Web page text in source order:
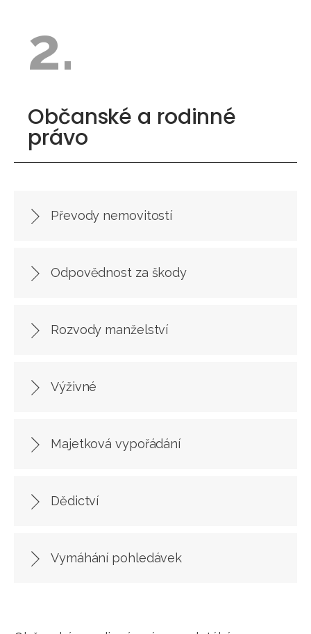
2.
Občanské a rodinné
právo
Převody nemovitostí
Odpovědnost za škody
Rozvody manželství
Výživné
Majetková vypořádání
Dědictví
Vymáhání pohledávek